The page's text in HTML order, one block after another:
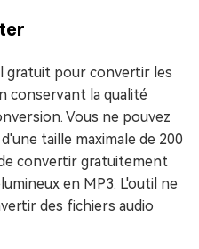
gratuit pour convertir les
conservant la qualité
Vous ne pouvez
taille maximale de 200
convertir gratuitement
en MP3. L'outil ne
des fichiers audio